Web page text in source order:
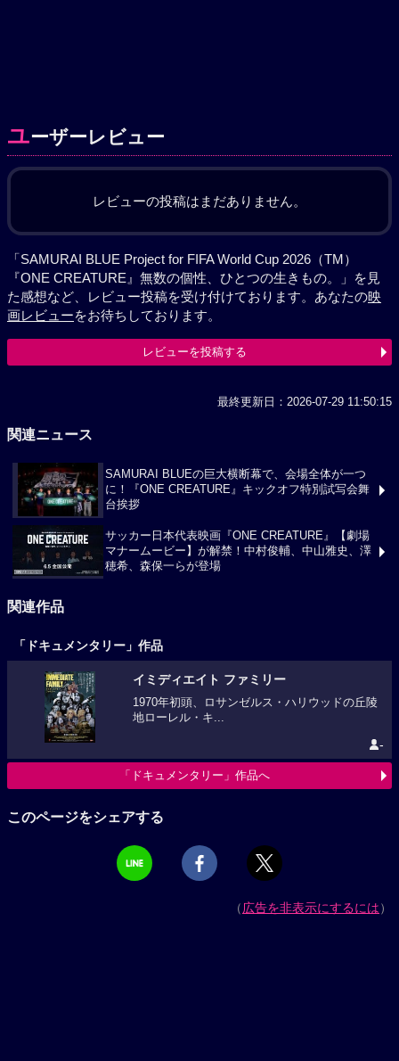
ユーザーレビュー
レビューの投稿はまだありません。
「SAMURAI BLUE Project for FIFA World Cup 2026（TM）
『ONE CREATURE』無数の個性、ひとつの生きもの。」を見
た感想など、レビュー投稿を受け付けております。あなたの映
画レビューをお待ちしております。
レビューを投稿する
最終更新日：2026-07-29 11:50:15
関連ニュース
SAMURAI BLUEの巨大横断幕で、会場全体が一つ
に！『ONE CREATURE』キックオフ特別試写会舞
台挨拶
サッカー⽇本代表映画『ONE CREATURE』【劇場
マナームービー】が解禁！中村俊輔、中山雅史、澤
穂希、森保一らが登場
関連作品
「ドキュメンタリー」作品
イミディエイト ファミリー
1970年初頭、ロサンゼルス・ハリウッドの丘陵
地ローレル・キ...
-
「ドキュメンタリー」作品へ
このページをシェアする
（広告を非表示にするには）